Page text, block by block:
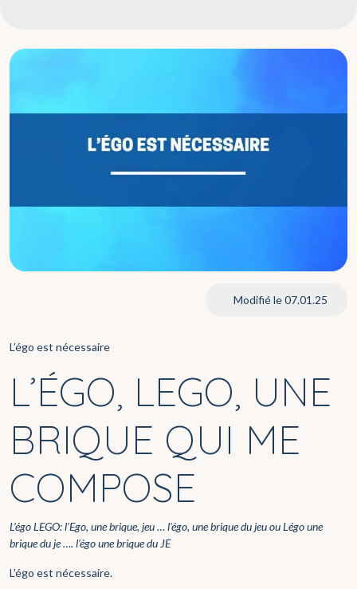
Modifié le 07.01.25
L’égo est nécessaire
L’ÉGO, LEGO, UNE
BRIQUE QUI ME
COMPOSE
L’égo LEGO: l’Ego, une brique, jeu … l’égo, une brique du jeu ou Légo une
brique du je …. l’égo une brique du JE
L’égo est nécessaire.